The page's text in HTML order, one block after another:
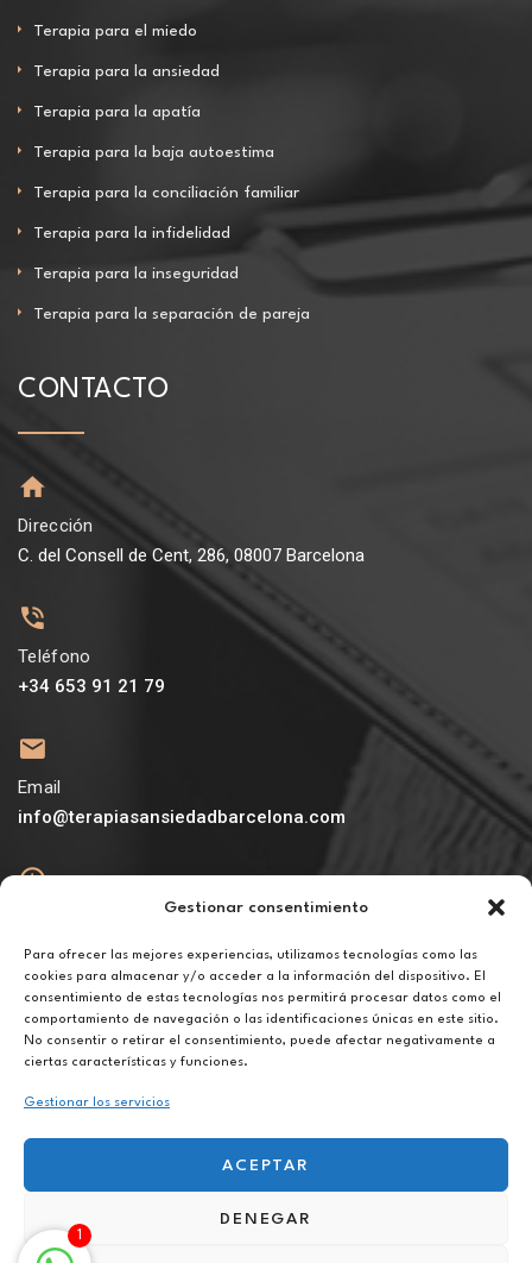
Gestionar consentimiento
Para ofrecer las mejores experiencias, utilizamos tecnologías como las
cookies para almacenar y/o acceder a la información del dispositivo. El
consentimiento de estas tecnologías nos permitirá procesar datos como el
comportamiento de navegación o las identificaciones únicas en este sitio.
No consentir o retirar el consentimiento, puede afectar negativamente a
ciertas características y funciones.
Gestionar los servicios
ACEPTAR
DENEGAR
Terapia para el miedo
Terapia para la ansiedad
Terapia para la apatía
Terapia para la baja autoestima
Terapia para la conciliación familiar
Terapia para la infidelidad
Terapia para la inseguridad
Terapia para la separación de pareja
CONTACTO
Dirección
C. del Consell de Cent, 286, 08007 Barcelona
Teléfono
+34 653 91 21 79
Email
info@terapiasansiedadbarcelona.com
De lunes a viernes de 10h a 20h
Aviso legal
Política de privacidad
Política de cookies
Terapia para el miedo en Polinyà
1